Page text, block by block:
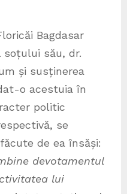
Bagdasar
său, dr.
și susținerea
o acestuia în
politic
se
de ea însăși:
devotamentul
lui